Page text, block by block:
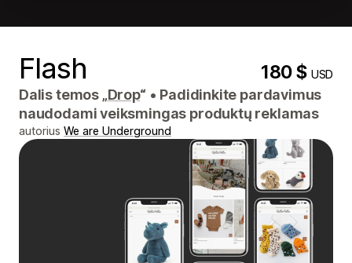
Flash 180 $USD
Dalis temos „Drop“ • Padidinkite pardavimus
naudodami veiksmingas produktų reklamas
autorius We are Underground